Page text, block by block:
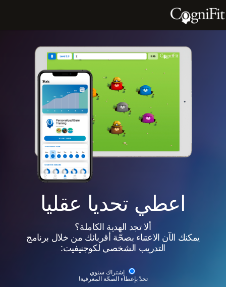
اعطي تحديا عقليا
ألا تجد الهدية الكاملة؟
يمكنك الآن الاعتناء بصحّة أقربائك من خلال برنامج
التدريب الشخصي لكوجنيفيت:
إشتراك سنوي
تحدّ بإعطاء الصحّة المعرفية!